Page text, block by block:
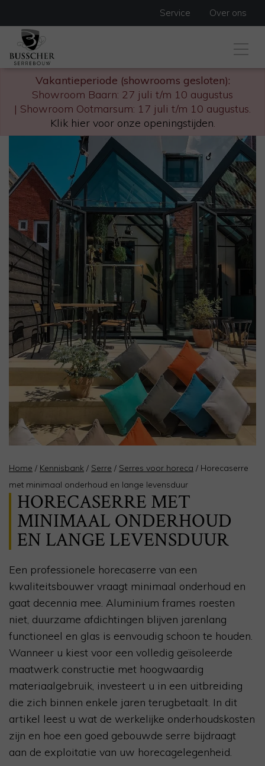
Vakantieperiode (showrooms gesloten):
Showroom Baarn: 27 juli t/m 10 augustus
| Showroom Ootmarsum: 17 juli t/m 10 augustus.
Klik hier voor onze openingstijden.
Service Over ons
Home / Kennisbank / Serre / Serres voor horeca / Horecaserre
met minimaal onderhoud en lange levensduur
HORECASERRE MET
MINIMAAL ONDERHOUD
EN LANGE LEVENSDUUR
Een professionele horecaserre van een
kwaliteitsbouwer vraagt minimaal onderhoud en
gaat decennia mee. Aluminium frames roesten
niet, duurzame afdichtingen blijven jarenlang
functioneel en glas is eenvoudig schoon te houden.
Wanneer u kiest voor een volledig geïsoleerde
maatwerk constructie met hoogwaardig
materiaalgebruik, investeert u in een uitbreiding
die zich binnen enkele jaren terugbetaalt. In dit
artikel leest u wat de werkelijke onderhoudskosten
zijn en hoe een goed gebouwde serre bijdraagt
aan de exploitatie van uw horecagelegenheid.